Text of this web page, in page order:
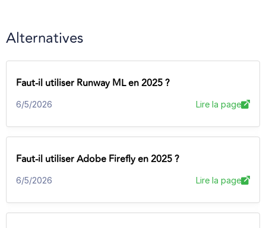
Alternatives
Faut-il utiliser Runway ML en 2025 ?
6/5/2026 Lire la page
Faut-il utiliser Adobe Firefly en 2025 ?
6/5/2026 Lire la page